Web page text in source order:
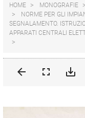
HOME MONOGRAFIE
NORME PER GLI
SEGNALAMENTO.
APPARATI CENTRALI